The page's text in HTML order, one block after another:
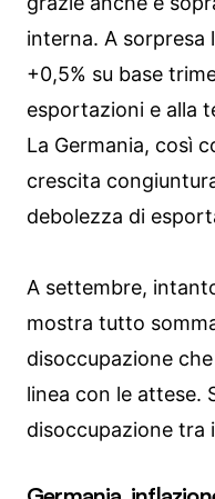
interna. A sorpresa
+0,5% su base
esportazioni e alla
La Germania, così
crescita
debolezza di
A settembre,
mostra tutto
disoccupazione
linea con le attese.
disoccupazione tra